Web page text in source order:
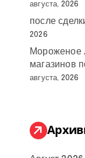
августа, 2026
после
2026
Мороженое
магазинов
августа, 2026